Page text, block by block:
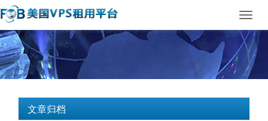
文章归档